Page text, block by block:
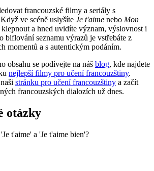
francouzské filmy a seriály s
ve scéně uslyšíte Je t'aime nebo Mon
a hned uvidíte význam, výslovnost i
biflování seznamu výrazů je vstřebáte z
momentů a s autentickým podáním.
obsahu se podívejte na náš blog, kde najdete
nejlepší filmy pro učení francouzštiny.
stránku pro učení francouzštiny a začít
francouzských dialozích už dnes.
otázky
t'aime' a 'Je t'aime bien'?